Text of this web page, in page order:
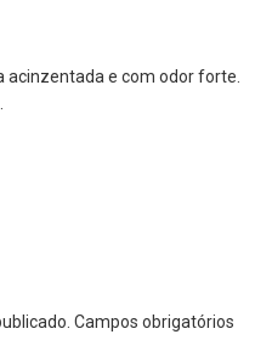
acinzentada e com odor forte.
Campos obrigatórios